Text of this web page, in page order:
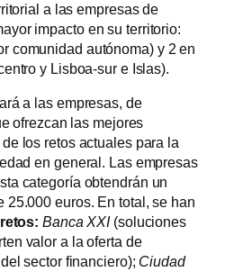
a las empresas de
impacto en su territorio:
comunidad autónoma) y 2 en
y Lisboa-sur e Islas).
a las empresas, de
ofrezcan las mejores
los retos actuales para la
en general. Las empresas
categoría obtendrán un
25.000 euros. En total, se han
Banca XXI (soluciones
valor a la oferta de
sector financiero); Ciudad